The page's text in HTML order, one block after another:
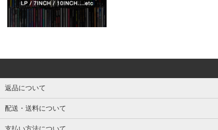
返品について
配送・送料について
支払い方法について